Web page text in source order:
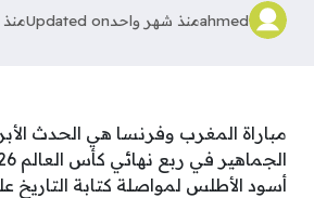
ahmedمنذ شهر واحدUpdated on
مباراة المغرب وفرنسا هي الحدث
أسود الأطلس لمواصلة كتابة التاريخ